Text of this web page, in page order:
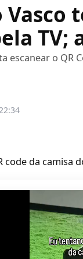
TV;
escanear o QR
code da camisa